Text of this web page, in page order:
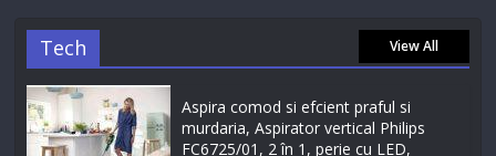
Tech View All
Aspira comod si efcient praful si
murdaria, Aspirator vertical Philips
FC6725/01, 2 în 1, perie cu LED,